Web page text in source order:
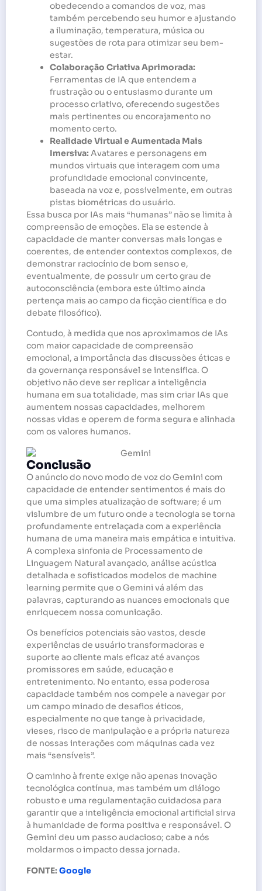
obedecendo a comandos de voz, mas
também percebendo seu humor e ajustando
a iluminação, temperatura, música ou
sugestões de rota para otimizar seu bem-
estar.
Colaboração Criativa Aprimorada:
Ferramentas de IA que entendem a
frustração ou o entusiasmo durante um
processo criativo, oferecendo sugestões
mais pertinentes ou encorajamento no
momento certo.
Realidade Virtual e Aumentada Mais
Imersiva: Avatares e personagens em
mundos virtuais que interagem com uma
profundidade emocional convincente,
baseada na voz e, possivelmente, em outras
pistas biométricas do usuário.
Essa busca por IAs mais “humanas” não se limita à
compreensão de emoções. Ela se estende à
capacidade de manter conversas mais longas e
coerentes, de entender contextos complexos, de
demonstrar raciocínio de bom senso e,
eventualmente, de possuir um certo grau de
autoconsciência (embora este último ainda
pertença mais ao campo da ficção científica e do
debate filosófico).
Contudo, à medida que nos aproximamos de IAs
com maior capacidade de compreensão
emocional, a importância das discussões éticas e
da governança responsável se intensifica. O
objetivo não deve ser replicar a inteligência
humana em sua totalidade, mas sim criar IAs que
aumentem nossas capacidades, melhorem
nossas vidas e operem de forma segura e alinhada
com os valores humanos.
Conclusão
O anúncio do novo modo de voz do Gemini com
capacidade de entender sentimentos é mais do
que uma simples atualização de software; é um
vislumbre de um futuro onde a tecnologia se torna
profundamente entrelaçada com a experiência
humana de uma maneira mais empática e intuitiva.
A complexa sinfonia de Processamento de
Linguagem Natural avançado, análise acústica
detalhada e sofisticados modelos de machine
learning permite que o Gemini vá além das
palavras, capturando as nuances emocionais que
enriquecem nossa comunicação.
Os benefícios potenciais são vastos, desde
experiências de usuário transformadoras e
suporte ao cliente mais eficaz até avanços
promissores em saúde, educação e
entretenimento. No entanto, essa poderosa
capacidade também nos compele a navegar por
um campo minado de desafios éticos,
especialmente no que tange à privacidade,
vieses, risco de manipulação e a própria natureza
de nossas interações com máquinas cada vez
mais “sensíveis”.
O caminho à frente exige não apenas inovação
tecnológica contínua, mas também um diálogo
robusto e uma regulamentação cuidadosa para
garantir que a inteligência emocional artificial sirva
à humanidade de forma positiva e responsável. O
Gemini deu um passo audacioso; cabe a nós
moldarmos o impacto dessa jornada.
FONTE: Google